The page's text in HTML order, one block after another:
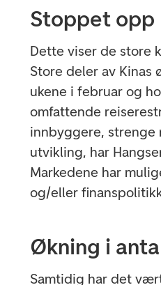
Stoppet opp
Dette viser de store
Store deler av
ukene i februar og
omfattende
innbyggere, strenge
utvikling, har
Markedene har
og/eller
Økning i
Samtidig har det